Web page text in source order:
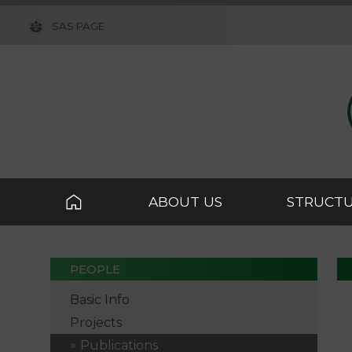
SAS PAGE
ABOUT US
PEOPLE
Basic Info
Projects
Publications